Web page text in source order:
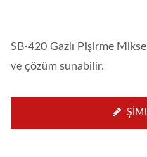
SB-420 Gazlı Pişirme
ve çözüm sunabilir.